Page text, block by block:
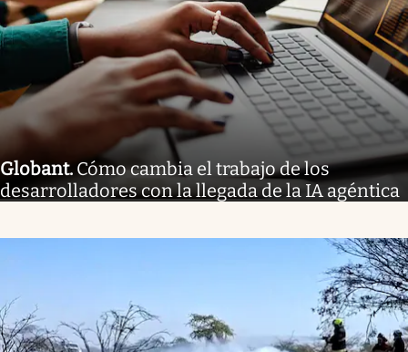
Globant. Cómo cambia el trabajo de los
desarrolladores con la llegada de la IA agéntica